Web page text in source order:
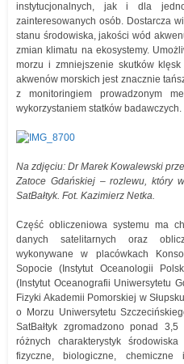
instytucjonalnych, jak i dla
zainteresowanych osób. Dostarcza
stanu środowiska, jakości wód
zmian klimatu na ekosystemy.
morzu i zmniejszenie skutków klęsk
akwenów morskich jest znacznie
z monitoringiem prowadzonym
wykorzystaniem statków badawczych.
Na zdjęciu: Dr Marek Kowalewski
Zatoce Gdańskiej – rozlewu, który
SatBałtyk. Fot. Kazimierz Netka.
Część obliczeniowa systemu ma
danych satelitarnych oraz
wykonywane w placówkach
Sopocie (Instytut Oceanologii
(Instytut Oceanografii Uniwersytetu
Fizyki Akademii Pomorskiej w
o Morzu Uniwersytetu
SatBałtyk zgromadzono ponad
różnych charakterystyk
fizyczne, biologiczne,